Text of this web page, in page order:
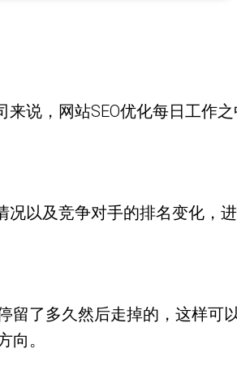
说，网站SEO优化每日工作
况以及竞争对手的排名变化，
留了多久然后走掉的，这样可
。